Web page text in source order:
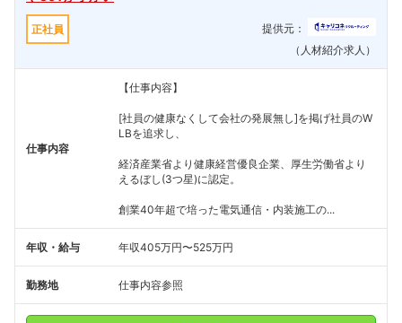
正社員
提供元：
（人材紹介求人）
仕事内容
【仕事内容】
[社員の健康なくして会社の発展無し]を掲げ社員のW
LBを追求し、
経済産業省より健康経営優良企業、厚生労働省より
えるぼし(3つ星)に認定。
創業40年超で培った電気通信・内装施工の...
年収・給与 年収405万円〜525万円
勤務地 仕事内容参照